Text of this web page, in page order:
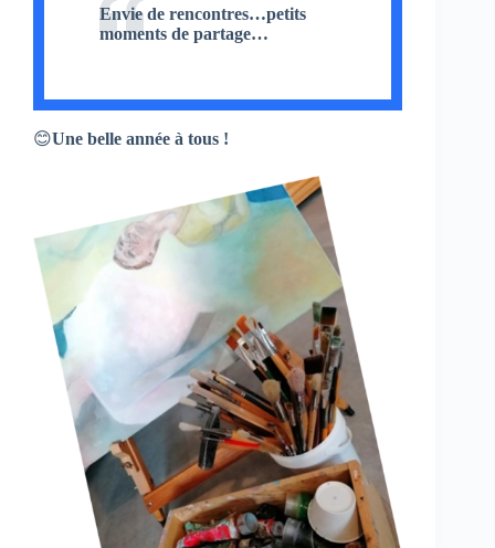
Envie de rencontres…petits
moments de partage…
😊Une belle année à tous !